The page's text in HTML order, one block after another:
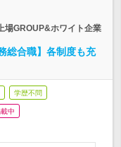
場GROUP&ホワイト企業
総合職】各制度も充
学歴不問
中